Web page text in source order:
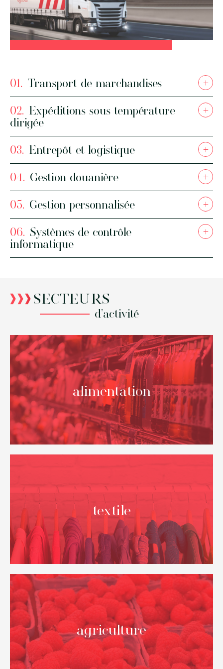
01. Transport de marchandises +
02. Expéditions sous température
dirigée
+
03. Entrepôt et logistique +
04. Gestion douanière +
05. Gestion personnalisée +
06. Systèmes de contrôle
informatique
+
1
2
Transport
urgent
3
Transport
sécurisé
4
aérien
NOS
destinations nationales
Suivi
en ligne
SECTEURS
d’activité
alimentation
textile
agriculture